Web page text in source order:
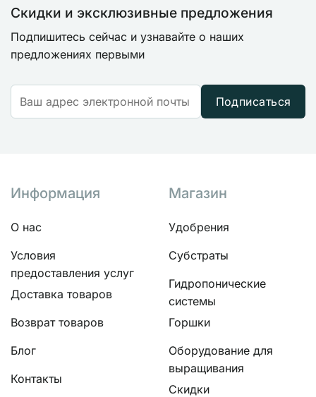
Скидки и эксклюзивные предложения
Подпишитесь сейчас и узнавайте о наших
предложениях первыми
Подписаться
Информация
О нас
Условия
предоставления услуг
Доставка товаров
Возврат товаров
Блог
Контакты
Магазин
Удобрения
Субстраты
Гидропонические
системы
Горшки
Оборудование для
выращивания
Скидки